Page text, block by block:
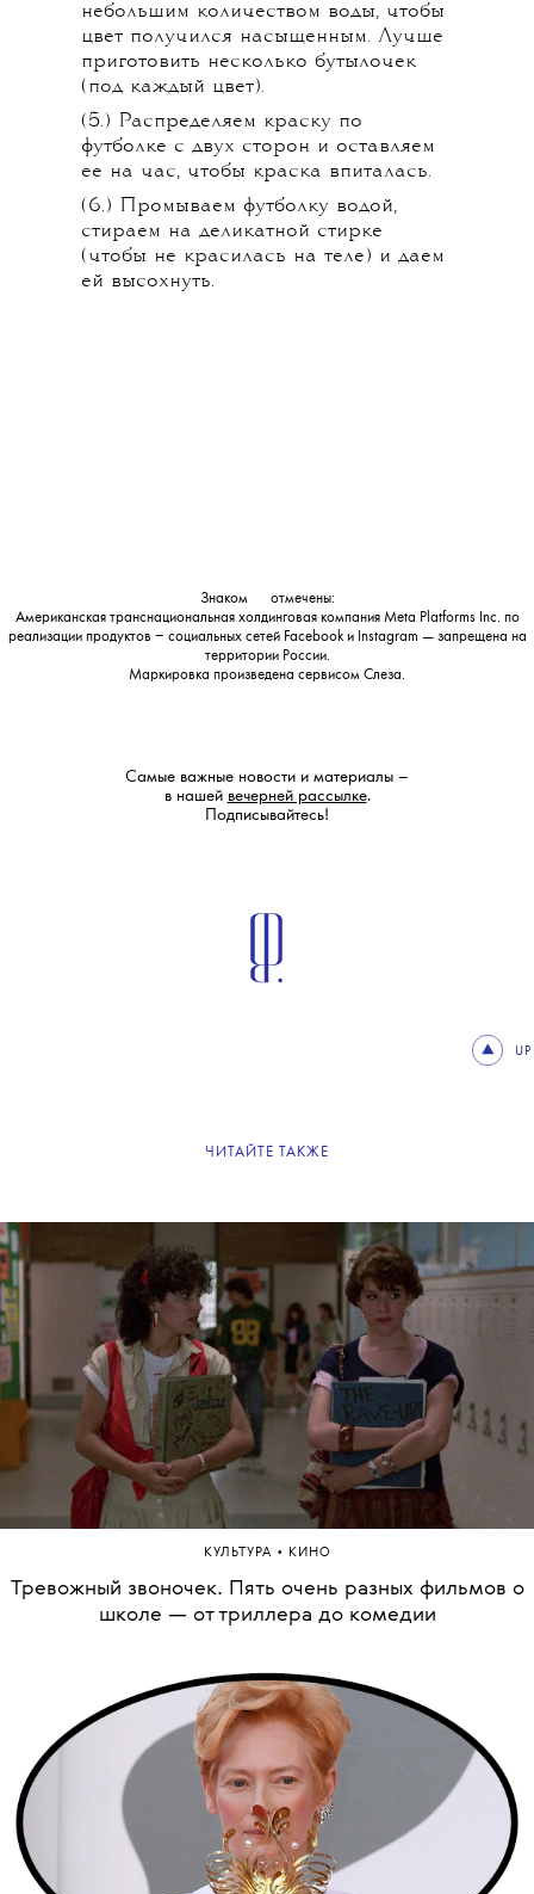
небольшим количеством воды, чтобы
цвет получился насыщенным. Лучше
приготовить несколько бутылочек
(под каждый цвет).
(5.) Распределяем краску по
футболке с двух сторон и оставляем
ее на час, чтобы краска впиталась.
(6.) Промываем футболку водой,
стираем на деликатной стирке
(чтобы не красилась на теле) и даем
ей высохнуть.
Знаком
отмечены:
Американская транснациональная холдинговая компания Meta Platforms Inc. по
реализации продуктов ‒ социальных сетей Facebook и Instagram — запрещена на
территории России.
Маркировка произведена сервисом Слеза.
Самые важные новости и материалы –
в нашей вечерней рассылке.
Подписывайтесь!
UP
ЧИТАЙТЕ ТАКЖЕ
КУЛЬТУРА • КИНО
Тревожный звоночек. Пять очень разных фильмов о
школе — от триллера до комедии